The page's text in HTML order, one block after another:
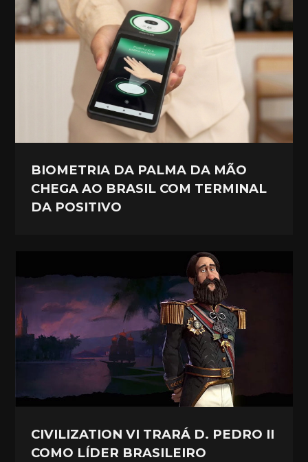
BIOMETRIA DA PALMA DA MÃO
CHEGA AO BRASIL COM TERMINAL
DA POSITIVO
CIVILIZATION VI TRARÁ D. PEDRO II
COMO LÍDER BRASILEIRO